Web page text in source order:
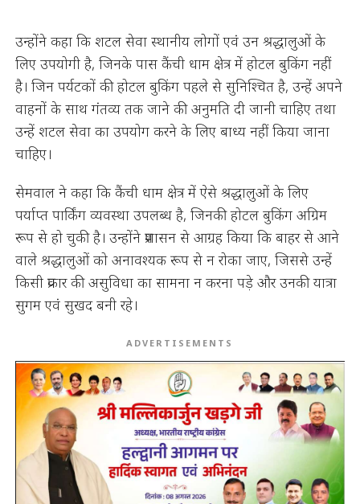
उन्होंने कहा कि शटल सेवा स्थानीय लोगों एवं उन श्रद्धालुओं के
लिए उपयोगी है, जिनके पास कैंची धाम क्षेत्र में होटल बुकिंग नहीं
है। जिन पर्यटकों की होटल बुकिंग पहले से सुनिश्चित है, उन्हें अपने
वाहनों के साथ गंतव्य तक जाने की अनुमति दी जानी चाहिए तथा
उन्हें शटल सेवा का उपयोग करने के लिए बाध्य नहीं किया जाना
चाहिए।
सेमवाल ने कहा कि कैंची धाम क्षेत्र में ऐसे श्रद्धालुओं के लिए
पर्याप्त पार्किंग व्यवस्था उपलब्ध है, जिनकी होटल बुकिंग अग्रिम
रूप से हो चुकी है। उन्होंने प्रशासन से आग्रह किया कि बाहर से आने
वाले श्रद्धालुओं को अनावश्यक रूप से न रोका जाए, जिससे उन्हें
किसी प्रकार की असुविधा का सामना न करना पड़े और उनकी यात्रा
सुगम एवं सुखद बनी रहे।
ADVERTISEMENTS